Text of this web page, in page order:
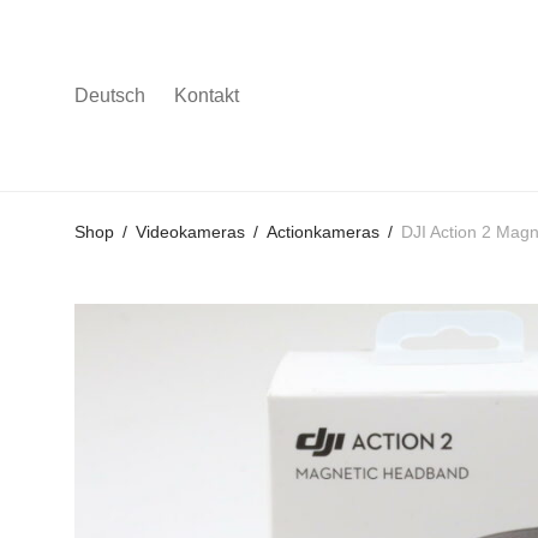
Deutsch Kontakt
Shop / Videokameras / Actionkameras / DJI Action 2